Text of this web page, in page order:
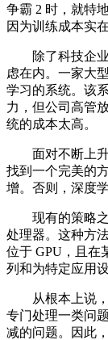
争霸 2 时，就特
因为训练成本实
除了科技企业
虑在内。一家大
学习的系统。该
力，但公司高管
统的成本太高。
面对不断上升
找到一个完美的
增。否则，深度
现有的策略之
处理器。这种方
位于 GPU，且在
列和为特定应用
从根本上说，
专门处理一类问
减的问题。因此